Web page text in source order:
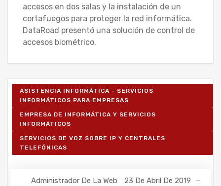
accesos en dos salas y la instalación de un
cortafuegos para proteger la red informática.
DataRoad presentó una solución de control de
accesos biométrico.
ASISTENCIA INFORMÁTICA - SERVICIOS
INFORMÁTICOS PARA EMPRESAS
EMPRESA DE INFORMÁTICA Y SERVICIOS
INFORMÁTICOS
SERVICIOS DE VOZ SOBRE IP Y CENTRALES
TELEFÓNICAS
Administrador De La Web 23 De Abril De 2019